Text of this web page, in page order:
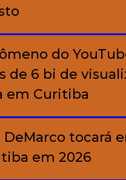
por trás da
de cada ativo
do
de 6 bi de
em Curitiba
DeMarco tocará
em 2026